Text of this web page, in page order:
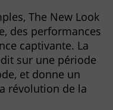
The New Look
des performances
captivante. La
sur une période
et donne un
révolution de la